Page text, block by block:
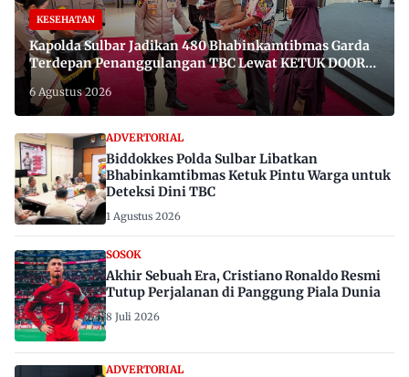
KESEHATAN
Kapolda Sulbar Jadikan 480 Bhabinkamtibmas Garda
Terdepan Penanggulangan TBC Lewat KETUK DOORS
di 650 Desa
6 Agustus 2026
ADVERTORIAL
Biddokkes Polda Sulbar Libatkan
Bhabinkamtibmas Ketuk Pintu Warga untuk
Deteksi Dini TBC
1 Agustus 2026
SOSOK
Akhir Sebuah Era, Cristiano Ronaldo Resmi
Tutup Perjalanan di Panggung Piala Dunia
8 Juli 2026
ADVERTORIAL